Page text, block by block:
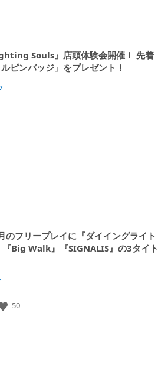
Souls』店頭体験会開催！ 先着
ピンバッジ」をプレゼント！
フリープレイに『ダイイングライト
Big Walk』『SIGNALIS』の3タイト
50